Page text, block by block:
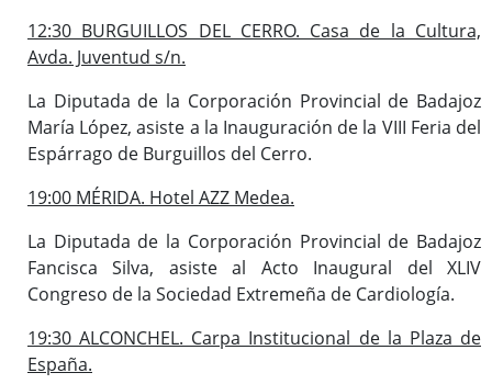
12:30 BURGUILLOS DEL CERRO. Casa de la Cultura,
Avda. Juventud s/n.
La Diputada de la Corporación Provincial de Badajoz
María López, asiste a la Inauguración de la VIII Feria del
Espárrago de Burguillos del Cerro.
19:00 MÉRIDA. Hotel AZZ Medea.
La Diputada de la Corporación Provincial de Badajoz
Fancisca Silva, asiste al Acto Inaugural del XLIV
Congreso de la Sociedad Extremeña de Cardiología.
19:30 ALCONCHEL. Carpa Institucional de la Plaza de
España.